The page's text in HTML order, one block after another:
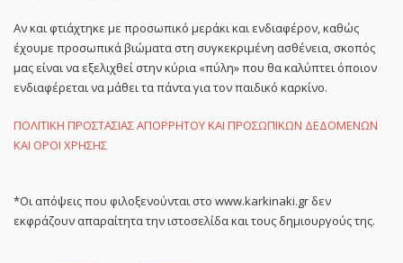
Αν και φτιάχτηκε με προσωπικό μεράκι και ενδιαφέρον, καθώς
έχουμε προσωπικά βιώματα στη συγκεκριμένη ασθένεια, σκοπός
μας είναι να εξελιχθεί στην κύρια «πύλη» που θα καλύπτει όποιον
ενδιαφέρεται να μάθει τα πάντα για τον παιδικό καρκίνο.
ΠΟΛΙΤΙΚΗ ΠΡΟΣΤΑΣΙΑΣ ΑΠΟΡΡΗΤΟΥ ΚΑΙ ΠΡΟΣΩΠΙΚΩΝ ΔΕΔΟΜΕΝΩΝ
ΚΑΙ ΟΡΟΙ ΧΡΗΣΗΣ
*Οι απόψεις που φιλοξενούνται στο www.karkinaki.gr δεν
εκφράζουν απαραίτητα την ιστοσελίδα και τους δημιουργούς της.